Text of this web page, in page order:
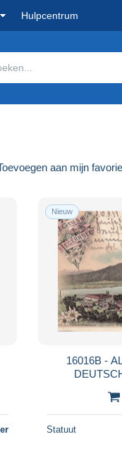
Hulpcentrum
aan mijn
Nieuw
16016B -
Statuut